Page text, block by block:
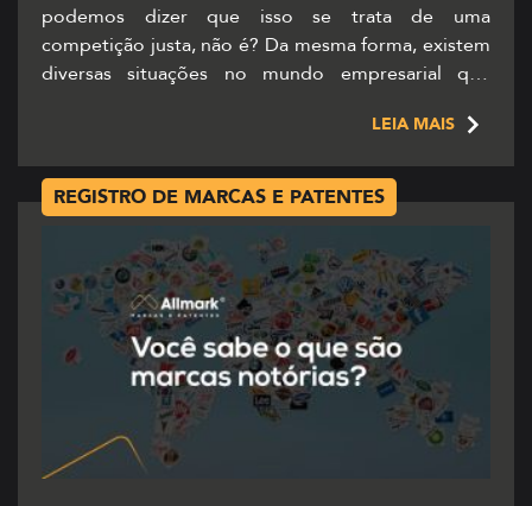
podemos dizer que isso se trata de uma
competição justa, não é? Da mesma forma, existem
diversas situações no mundo empresarial que
existem órgãos responsáveis pelas leis que
LEIA MAIS
REGISTRO DE MARCAS E PATENTES